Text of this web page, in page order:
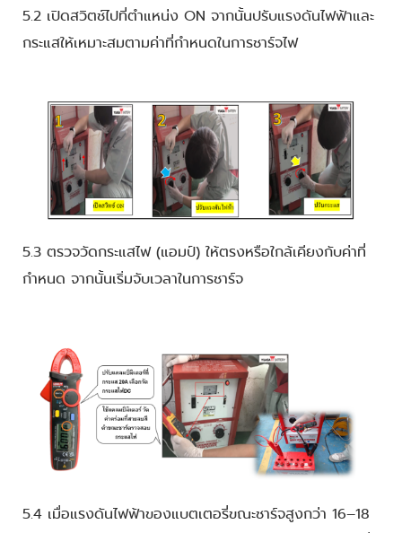
5.2 เปิดสวิตช์ไปที่ตำแหน่ง ON จากนั้นปรับแรงดันไฟฟ้าและ
กระแสให้เหมาะสมตามค่าที่กำหนดในการชาร์จไฟ
5.3 ตรวจวัดกระแสไฟ (แอมป์) ให้ตรงหรือใกล้เคียงกับค่าที่
กำหนด จากนั้นเริ่มจับเวลาในการชาร์จ
5.4 เมื่อแรงดันไฟฟ้าของแบตเตอรี่ขณะชาร์จสูงกว่า 16–18